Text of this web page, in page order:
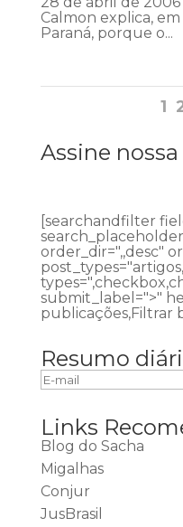
Calmon explica,
Paraná, porque o...
1
Assine
[searchandfilter
order_dir=",,desc"
submit_label=">"
publicações,Filtrar
Resumo
Links
Blog do Sacha
Migalhas
Conjur
JusBrasil